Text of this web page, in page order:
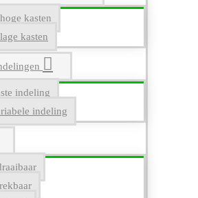
kasten
kasten
indeling
indeling